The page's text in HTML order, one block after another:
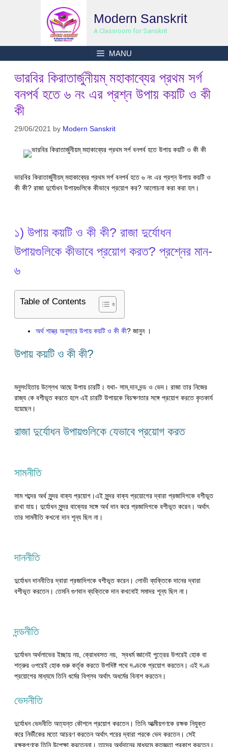
Modern Sanskrit
A Classroom for Sanskrit
MANU
ভারবির কিরাতার্জুনীয়ম্ মহাকাব্যের প্রথম সর্গ
বনপর্ব হতে ৬ নং এর প্রশ্ন উপায় কয়টি ও কী
কী
29/06/2021 by Modern Sanskrit
ভারবির কিরাতার্জুনীয়ম্ মহাকাব্যের প্রথম সর্গ বনপর্ব হতে ৬ নং এর প্রশ্ন উপায় কয়টি ও
কী কী? রাজা দুর্যোধন উপায়গুলিকে কীভাবে প্রয়োগ কর? আলোচনা করা করা হল।
১) উপায় কয়টি ও কী কী? রাজা দুর্যোধন
উপায়গুলিকে কীভাবে প্রয়োগ করত? প্রশ্নের মান-
৬
Table of Contents
অর্থ শাস্ত্র অনুসারে উপায় কয়টি ও কী কী? জানুন ।
উপায় কয়টি ও কী কী?
মনুসংহিতায় উল্লেখ আছে উপায় চারটি। যথা- সাম,দান,দন্ড ও ভেদ। রাজা তার নিজের
রাজ্য কে বশীভূত করতে হলে এই চারটি উপায়কে বিচক্ষণতার সঙ্গে প্রয়োগ করতে কৃতকার্য
হয়েছেন।
রাজা দুর্যোধন উপায়গুলিকে যেভাবে প্রয়োগ করত
সামনীতি
সাম শব্দের অর্থ সুন্দর বাক্য প্রয়োগ।এই সুন্দর বাক্য প্রয়োগের দ্বারা প্রজাদিগকে বশীভূত
রাখা যায়। দুর্যোধন সুন্দর বাক্যের সঙ্গে অর্থ দান করে প্রজাদিগকে বশীভূত করেন। অর্থাৎ
তার সামনীতি কখনো দান শূন্য ছিল না।
দাননীতি
দুর্যোধন দাননীতির দ্বারা প্রজাদিগকে বশীভূত করেন। লোভী ব্যক্তিকে দানের দ্বারা
বশীভূত করতেন। তেমনি গুণবান ব্যক্তিকে দান কখনোই সমাদর শূন্য ছিল না।
দন্ডনীতি
দুর্যোধন অর্থলাভের ইচ্ছায় নয়, ক্রোধবসত নয়, স্বধর্ম জ্ঞানেই পুত্রের উপরেই হোক বা
শত্রুর ওপরেই হোক গুরু কর্তৃক করতে উপদিষ্ট পথে দণ্ডকে প্রয়োগ করতেন। এই দণ্ড
প্রয়োগের মাধ্যমে তিনি ধর্মের বিপ্লব অর্থাৎ অধর্মের বিনাশ করতেন।
ভেদনীতি
দুর্যোধন ভেদনীতি অত্যন্ত কৌশলে প্রয়োগ করতেন। তিনি আত্মীয়গণকে রক্ষক নিযুক্ত
করে নির্ভীকের মতো আচরণ করতেন অর্থাৎ পরের দ্বারা পরকে ভেদ করতেন। সেই
রক্ষকগণকে তিনি উপেক্ষা করতেননা। তাদের অর্থদানের মাধ্যমে কৃতজ্ঞতা প্রকাশ করতেন।